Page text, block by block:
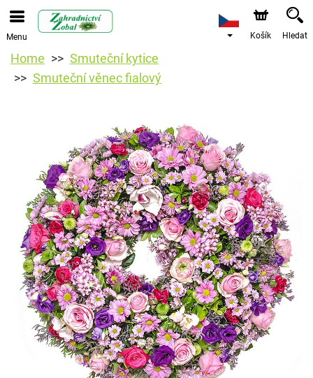
Menu Košík Hledat
Home
Smuteční kytice
Smuteční věnec fialový